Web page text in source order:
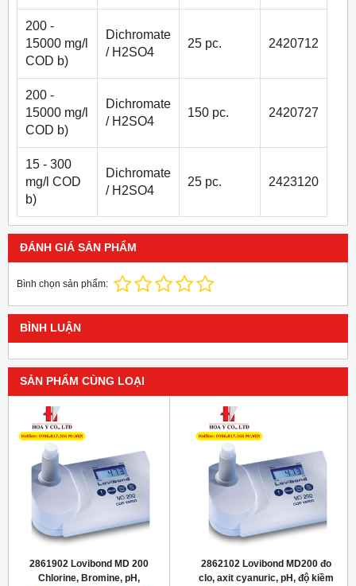
200 -
15000 mg/l
COD b)
Dichromate
/ H2SO4
25 pc. 2420712
200 -
15000 mg/l
COD b)
Dichromate
/ H2SO4
150 pc. 2420727
15 - 300
mg/l COD
b)
Dichromate
/ H2SO4
25 pc. 2423120
ĐÁNH GIÁ SẢN PHẨM
Bình chọn sản phẩm:
BÌNH LUẬN
SẢN PHẨM CÙNG LOẠI
2861902 Lovibond MD 200
Chlorine, Bromine, pH,
2862102 Lovibond MD200 đo
clo, axit cyanuric, pH, độ kiềm